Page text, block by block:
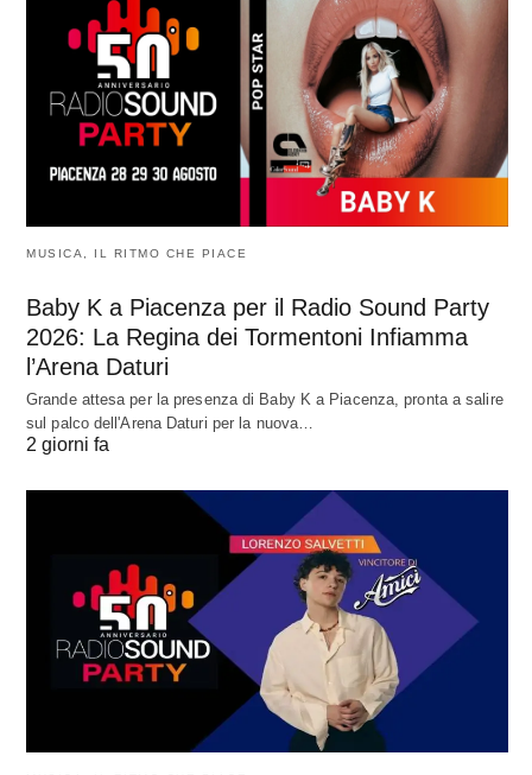
MUSICA, IL RITMO CHE PIACE
Baby K a Piacenza per il Radio Sound Party
2026: La Regina dei Tormentoni Infiamma
l’Arena Daturi
Grande attesa per la presenza di Baby K a Piacenza, pronta a salire
sul palco dell'Arena Daturi per la nuova…
2 giorni fa